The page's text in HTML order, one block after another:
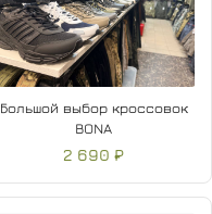
Большой выбор кроссовок
BONA
2 690 ₽